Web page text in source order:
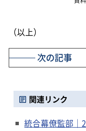
（以上）
次の記事
関連リンク
統合幕僚監部｜